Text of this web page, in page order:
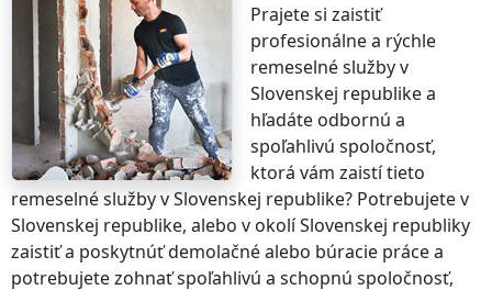
Prajete si zaistiť
profesionálne a rýchle
remeselné službyv
Slovenskej republikea
hľadáte odbornú a
spoľahlivú spoločnosť,
ktorá vám zaistí tieto
remeselné službyv Slovenskej republike? Potrebujetev
Slovenskej republike, alebo v okolíSlovenskej republiky
zaistiť a poskytnúť demolačné alebo búracie práce a
potrebujete zohnať spoľahlivú a schopnú spoločnosť,